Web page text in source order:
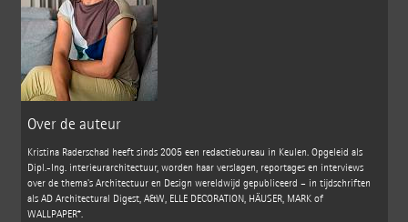
Over de auteur
Kristina Raderschad heeft sinds 2005 een redactiebureau in Keulen. Opgeleid als
Dipl.-Ing. interieurarchitectuur, worden haar verslagen, reportages en interviews
over de thema's Architectuur en Design wereldwijd gepubliceerd – in tijdschriften
als AD Architectural Digest, A&W, ELLE DECORATION, HÄUSER, MARK of
WALLPAPER*.